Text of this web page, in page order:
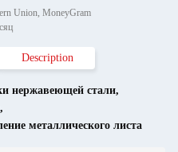
Union, MoneyGram
Description
нержавеющей стали,
,
металлического листа